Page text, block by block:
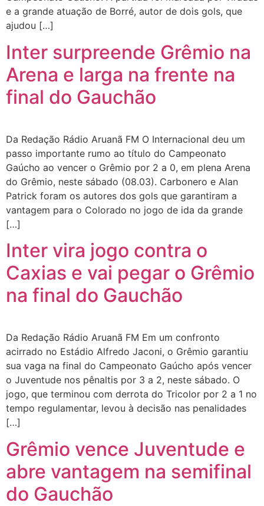
e a grande atuação de Borré, autor de dois gols, que
ajudou […]
Inter surpreende Grêmio na
Arena e larga na frente na
final do Gauchão
Da Redação Rádio Aruanã FM O Internacional deu um
passo importante rumo ao título do Campeonato
Gaúcho ao vencer o Grêmio por 2 a 0, em plena Arena
do Grêmio, neste sábado (08.03). Carbonero e Alan
Patrick foram os autores dos gols que garantiram a
vantagem para o Colorado no jogo de ida da grande
[…]
Inter vira jogo contra o
Caxias e vai pegar o Grêmio
na final do Gauchão
Da Redação Rádio Aruanã FM Em um confronto
acirrado no Estádio Alfredo Jaconi, o Grêmio garantiu
sua vaga na final do Campeonato Gaúcho após vencer
o Juventude nos pênaltis por 3 a 2, neste sábado. O
jogo, que terminou com derrota do Tricolor por 2 a 1 no
tempo regulamentar, levou à decisão nas penalidades
[…]
Grêmio vence Juventude e
abre vantagem na semifinal
do Gauchão